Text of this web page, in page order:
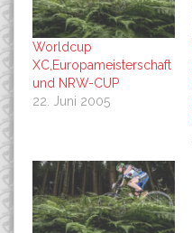
Worldcup
XC,Europameisterschaft
und NRW-CUP
22. Juni 2005